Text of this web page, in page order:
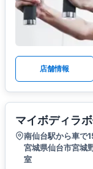
店舗情報
マイボディラ
南仙台駅から車で
宮城県仙台市宮城
室